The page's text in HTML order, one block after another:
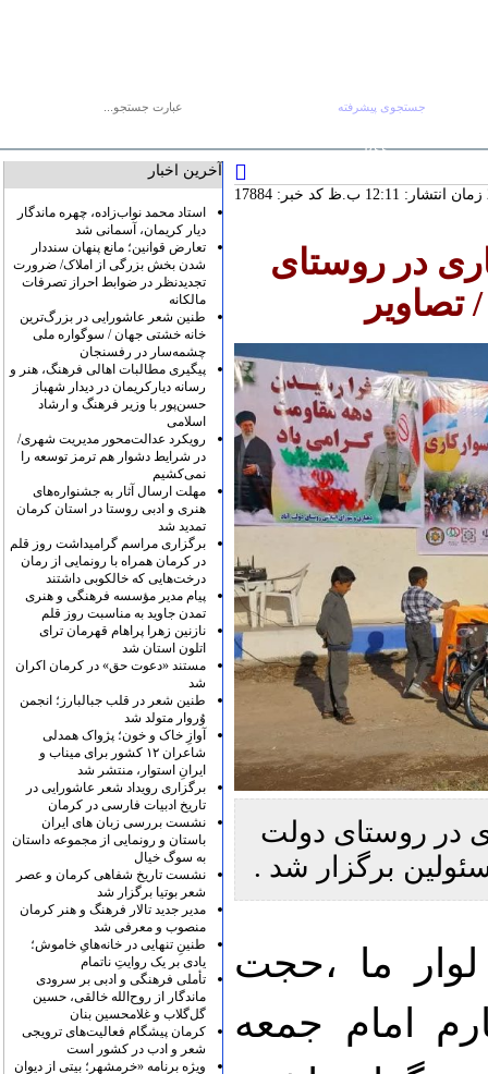
جستجوی پیشرفته
RSS
کد خبر: 17884
در روستای
در روستای دولت
برگزار شد .
ما ،حجت
امام جمعه
آخرین اخبار
استاد محمد نواب‌زاده، چهره ماندگار
دیار کریمان، آسمانی شد
تعارض قوانین؛ مانع پنهان سنددار
شدن بخش بزرگی از املاک/ ضرورت
تجدیدنظر در ضوابط احراز تصرفات
مالکانه
طنین شعر عاشورایی در بزرگ‌ترین
خانه خشتی جهان / سوگواره ملی
چشمه‌سار در رفسنجان
پیگیری مطالبات اهالی فرهنگ، هنر و
رسانه دیارکریمان در دیدار شهباز
حسن‌پور با وزیر فرهنگ و ارشاد
اسلامی
رویکرد عدالت‌محور مدیریت شهری/
در شرایط دشوار هم ترمز توسعه را
نمی‌کشیم
مهلت ارسال آثار به جشنواره‌های
هنری و ادبی روستا در استان کرمان
تمدید شد
برگزاری مراسم گرامیداشت روز قلم
در کرمان همراه با رونمایی از رمان
درخت‌هایی که خالکوبی داشتند
پیام مدیر مؤسسه فرهنگی و هنری
تمدن جاوید به مناسبت روز قلم
نازنین زهرا پراهام قهرمان ترای
اتلون استان شد
مستند «دعوت حق» در کرمان اکران
شد
طنین شعر در قلب جبالبارز؛ انجمن
وُروار متولد شد
آوازِ خاک و خون؛ پژواک همدلی
شاعران ۱۲ کشور برای میناب و
ایرانِ استوار، منتشر شد
برگزاری رویداد شعر عاشورایی در
تاریخ ادبیات فارسی در کرمان
نشست بررسی زبان های ایران
باستان و رونمایی از مجموعه داستان
به سوگ خیال
نشست تاریخ شفاهی کرمان و عصر
شعر بوتیا برگزار شد
مدیر جدید تالار فرهنگ و هنر کرمان
منصوب و معرفی شد
طنینِ تنهایی در خانه‌هایِ خاموش؛
یادی بر یک روایتِ ناتمام
تأملی فرهنگی و ادبی بر سرودی
ماندگار از روح‌الله خالقی، حسین
گل‌گلاب و غلامحسین بنان
کرمان پیشگام فعالیت‌های ترویجی
شعر و ادب در کشور است
ویژه برنامه «خرمشهر؛ بیتی از دیوان